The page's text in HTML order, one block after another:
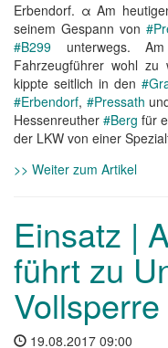
Erbendorf. α Am
seinem Gespann von
#B299 unterwegs.
Fahrzeugführer wohl
kippte seitlich in den
#Erbendorf, #Pressath
Hessenreuther#Berg für
der LKW von einer
>> Weiter zum Artikel
Einsatz |
führt zu
Vollsperre
19.08.2017 09:00